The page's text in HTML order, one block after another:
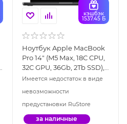
кэшбэк
1537.45 Б
Ноутбук Apple MacBook
Pro 14" (M5 Max, 18C CPU,
32C GPU, 36Gb, 2Tb SSD),
"чёрный космос"
Имеется недостаток в виде
невозможности
предустановки RuStore
за наличные